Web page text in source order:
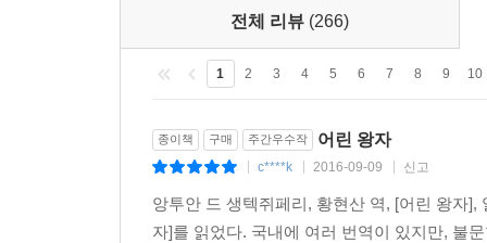
전체 리뷰 (266)
1 2 3 4 5 6 7 8 9 10
종이책 구매 주간우수작 어린 왕자
c****k 2016-09-09 신고
앙투안 드 생텍쥐페리, 황현산 역, [어린 왕자],
자]를 읽었다. 국내에 여러 번역이 있지만, 불